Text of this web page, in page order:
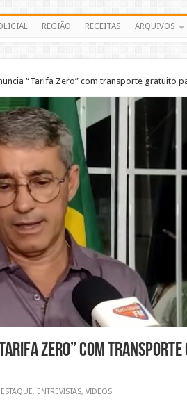
REGIÃO RECEITAS ARQUIVOS
“Tarifa Zero” com transporte gratuito
Zero” com
, ENTREVISTAS, VIDEOS